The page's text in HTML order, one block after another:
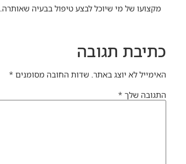
מקצועו של מי שיוכל לבצע טיפול בבעיה שאותרה.
כתיבת תגובה
האימייל לא יוצג באתר. שדות החובה מסומנים *
התגובה שלך *